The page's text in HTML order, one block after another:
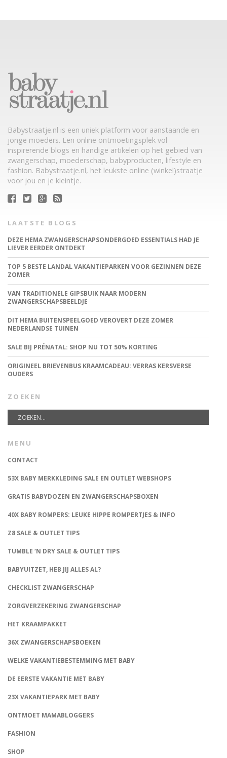
Babystraatje.nl is een uniek platform voor aanstaande en
jonge moeders. Een online ontmoetingsplek vol
inspirerende blogs en handige artikelen op het gebied van
zwangerschap, moederschap, babyproducten, lifestyle en
fashion. Babystraatje.nl, het leukste online (winkel)straatje
voor jou en je kleintje.
LAATSTE BLOGS
DEZE HEMA ZWANGERSCHAPSONDERGOED ESSENTIALS HAD JE
LIEVER EERDER ONTDEKT
TOP 5 BESTE LANDAL VAKANTIEPARKEN VOOR GEZINNEN DEZE
ZOMER
VAN TRADITIONELE GIPSBUIK NAAR MODERN
ZWANGERSCHAPSBEELDJE
DIT HEMA BUITENSPEELGOED VEROVERT DEZE ZOMER
NEDERLANDSE TUINEN
SALE BIJ PRÉNATAL: SHOP NU TOT 50% KORTING
ORIGINEEL BRIEVENBUS KRAAMCADEAU: VERRAS KERSVERSE
OUDERS
ZOEKEN
MENU
CONTACT
53X BABY MERKKLEDING SALE EN OUTLET WEBSHOPS
GRATIS BABYDOZEN EN ZWANGERSCHAPSBOXEN
40X BABY ROMPERS: LEUKE HIPPE ROMPERTJES & INFO
Z8 SALE & OUTLET TIPS
TUMBLE ‘N DRY SALE & OUTLET TIPS
BABYUITZET, HEB JIJ ALLES AL?
CHECKLIST ZWANGERSCHAP
ZORGVERZEKERING ZWANGERSCHAP
HET KRAAMPAKKET
36X ZWANGERSCHAPSBOEKEN
WELKE VAKANTIEBESTEMMING MET BABY
DE EERSTE VAKANTIE MET BABY
23X VAKANTIEPARK MET BABY
ONTMOET MAMABLOGGERS
FASHION
SHOP